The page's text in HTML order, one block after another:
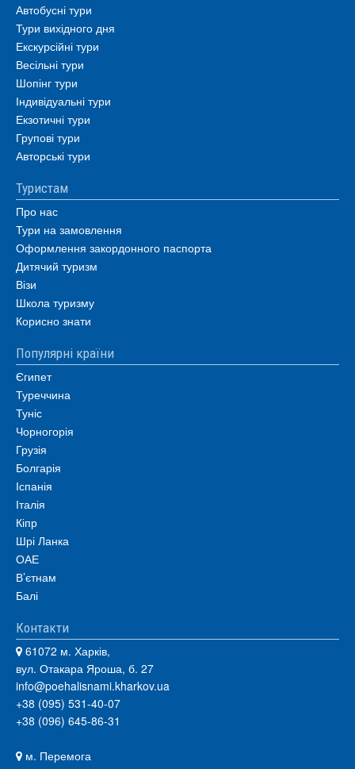
Автобусні тури
Тури вихідного дня
Екскурсійні тури
Весільні тури
Шопінг тури
Індивідуальні тури
Екзотичні тури
Групові тури
Авторські тури
Туристам
Про нас
Тури на замовлення
Оформлення закордонного паспорта
Дитячий туризм
Візи
Школа туризму
Корисно знати
Популярні країни
Єгипет
Туреччина
Туніс
Чорногорія
Грузія
Болгарія
Іспанія
Італія
Кіпр
Шрі Ланка
ОАЕ
В’єтнам
Балі
Контакти
61072 м. Харків,
вул. Отакара Яроша, б. 27
info@poehalisnami.kharkov.ua
+38 (095) 531-40-07
+38 (096) 645-86-31
м. Перемога